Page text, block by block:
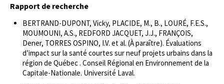
Rapport de recherche
BERTRAND-DUPONT, Vicky, PLACIDE, M., B., LOURÉ, F.E.S.,
MOUMOUNI, A.S., REDFORD JACQUET, J.J., FRANÇOIS,
Dener, TORRES OSPINO, I.V. et al. (À paraître). Évaluations
d’impact sur la santé courtes sur neuf projets urbains dans la
région de Québec . Conseil Régional en Environnement de la
Capitale-Nationale. Université Laval.